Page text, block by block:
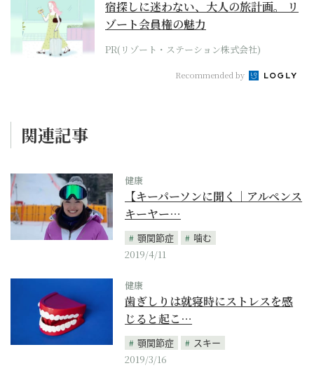
宿探しに迷わない、大人の旅計画。 リ
ゾート会員権の魅力
PR(リゾート・ステーション株式会社)
Recommended by
関連記事
健康
【キーパーソンに聞く｜アルペンス
キーヤー…
顎関節症
噛む
2019/4/11
健康
歯ぎしりは就寝時にストレスを感
じると起こ…
顎関節症
スキー
2019/3/16